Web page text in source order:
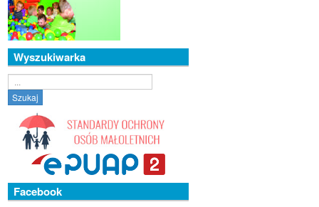
Wyszukiwarka
Szukaj
Facebook